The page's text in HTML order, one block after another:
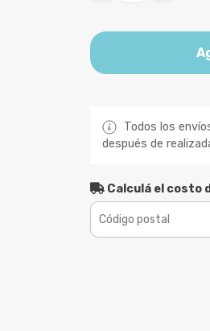
Todos los
después de
Calculá el costo